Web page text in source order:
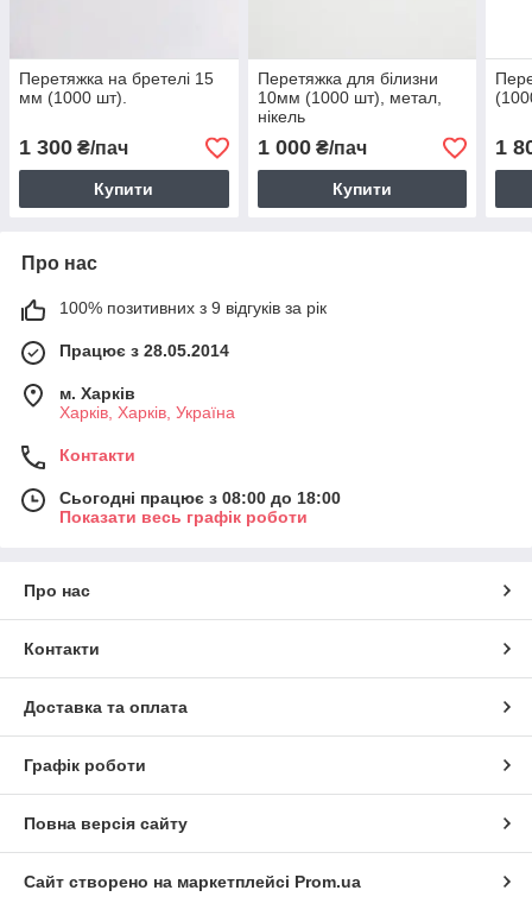
Перетяжка на бретелі 15
мм (1000 шт).
1 300 ₴/пач
Купити
Перетяжка для білизни
10мм (1000 шт), метал,
нікель
1 000₴/пач
Купити
1
Про нас
100% позитивних з 9 відгуків за рік
Працює з 28.05.2014
м. Харків
Харків, Харків, Україна
Контакти
Сьогодні працює з 08:00 до 18:00
Показати весь графік роботи
Про нас
Контакти
Доставка та оплата
Графік роботи
Повна версія сайту
Сайт створено на маркетплейсі Prom.ua